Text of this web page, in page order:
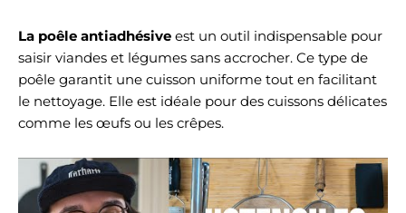
La poêle antiadhésive est un outil indispensable pour
saisir viandes et légumes sans accrocher. Ce type de
poêle garantit une cuisson uniforme tout en facilitant
le nettoyage. Elle est idéale pour des cuissons délicates
comme les œufs ou les crêpes.